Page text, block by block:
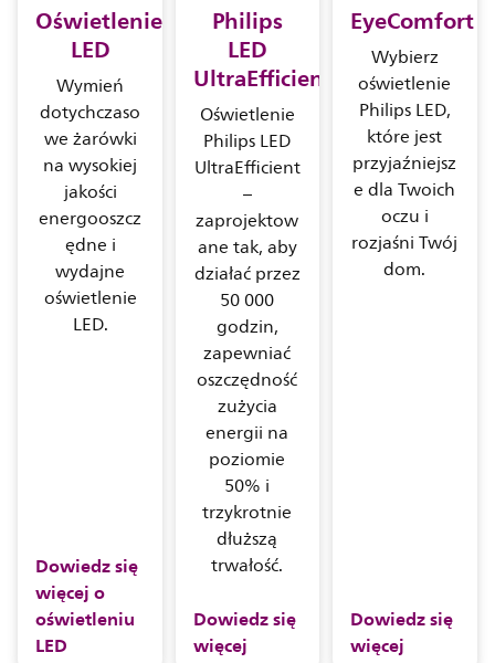
Oświetlenie
LED
Wymień
dotychczaso
we żarówki
na wysokiej
jakości
energooszcz
ędne i
wydajne
oświetlenie
LED.
Dowiedz się
więcej o
oświetleniu
LED
Philips
LED
UltraEfficient
Oświetlenie
Philips LED
UltraEfficient
–
zaprojektow
ane tak, aby
działać przez
50 000
godzin,
zapewniać
oszczędność
zużycia
energii na
poziomie
50% i
trzykrotnie
dłuższą
trwałość.
Dowiedz się
więcej
EyeComfort
Wybierz
oświetlenie
Philips LED,
które jest
przyjaźniejsz
e dla Twoich
oczu i
rozjaśni Twój
dom.
Dowiedz się
więcej